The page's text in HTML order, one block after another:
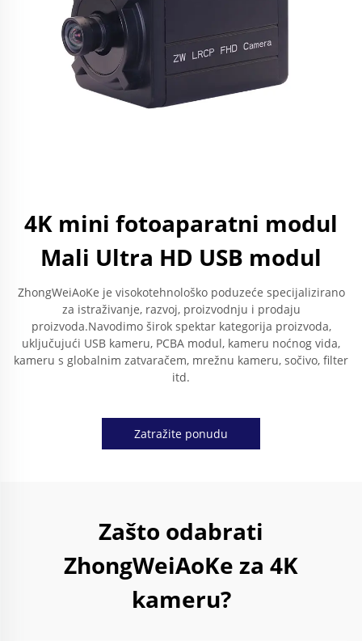
4K mini fotoaparatni modul
Mali Ultra HD USB modul
ZhongWeiAoKe je visokotehnološko poduzeće specijalizirano
za istraživanje, razvoj, proizvodnju i prodaju
proizvoda.Navodimo širok spektar kategorija proizvoda,
uključujući USB kameru, PCBA modul, kameru noćnog vida,
kameru s globalnim zatvaračem, mrežnu kameru, sočivo, filter
itd.
Zatražite ponudu
Zašto odabrati
ZhongWeiAoKe za 4K
kameru?